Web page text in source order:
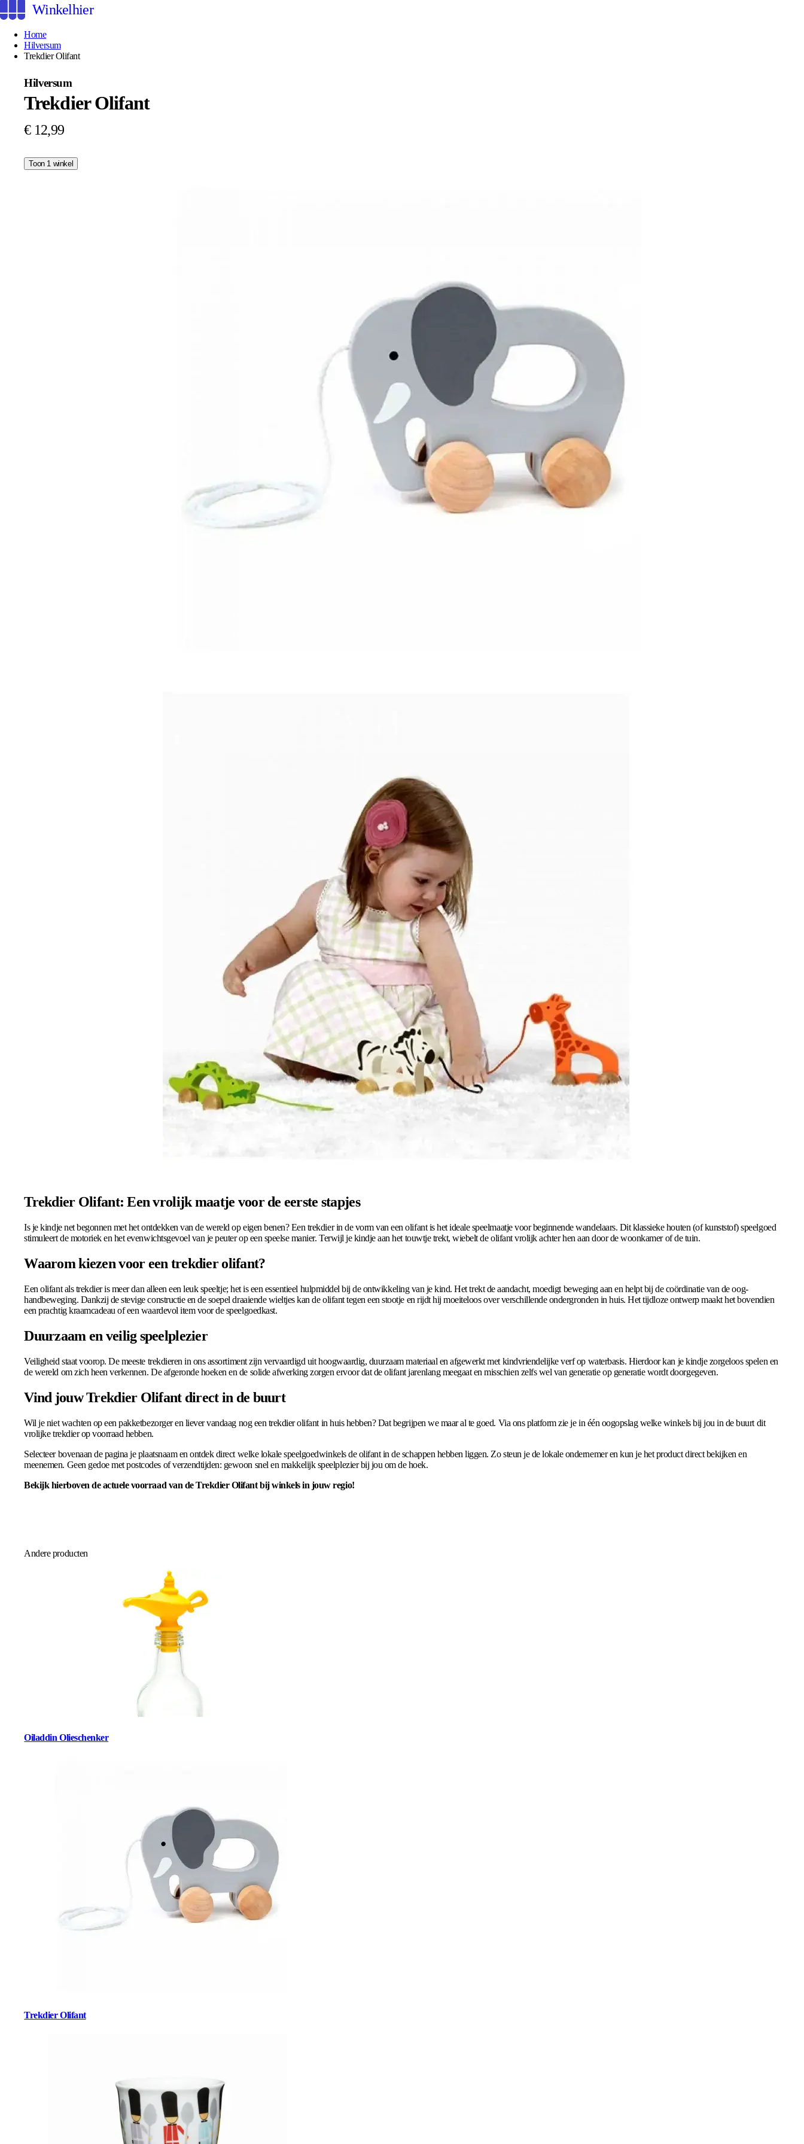
Winkelhier
Home
Hilversum
Trekdier Olifant
Hilversum
Trekdier Olifant
€ 12,99
Toon 1 winkel
Trekdier Olifant: Een vrolijk maatje voor de eerste stapjes
Is je kindje net begonnen met het ontdekken van de wereld op eigen benen? Een trekdier in de vorm van een olifant is het ideale speelmaatje voor beginnende wandelaars. Dit klassieke houten (of kunststof) speelgoed
stimuleert de motoriek en het evenwichtsgevoel van je peuter op een speelse manier. Terwijl je kindje aan het touwtje trekt, wiebelt de olifant vrolijk achter hen aan door de woonkamer of de tuin.
Waarom kiezen voor een trekdier olifant?
Een olifant als trekdier is meer dan alleen een leuk speeltje; het is een essentieel hulpmiddel bij de ontwikkeling van je kind. Het trekt de aandacht, moedigt beweging aan en helpt bij de coördinatie van de oog-
handbeweging. Dankzij de stevige constructie en de soepel draaiende wieltjes kan de olifant tegen een stootje en rijdt hij moeiteloos over verschillende ondergronden in huis. Het tijdloze ontwerp maakt het bovendien
een prachtig kraamcadeau of een waardevol item voor de speelgoedkast.
Duurzaam en veilig speelplezier
Veiligheid staat voorop. De meeste trekdieren in ons assortiment zijn vervaardigd uit hoogwaardig, duurzaam materiaal en afgewerkt met kindvriendelijke verf op waterbasis. Hierdoor kan je kindje zorgeloos spelen en
de wereld om zich heen verkennen. De afgeronde hoeken en de solide afwerking zorgen ervoor dat de olifant jarenlang meegaat en misschien zelfs wel van generatie op generatie wordt doorgegeven.
Vind jouw Trekdier Olifant direct in de buurt
Wil je niet wachten op een pakketbezorger en liever vandaag nog een trekdier olifant in huis hebben? Dat begrijpen we maar al te goed. Via ons platform zie je in één oogopslag welke winkels bij jou in de buurt dit
vrolijke trekdier op voorraad hebben.
Selecteer bovenaan de pagina je plaatsnaam en ontdek direct welke lokale speelgoedwinkels de olifant in de schappen hebben liggen. Zo steun je de lokale ondernemer en kun je het product direct bekijken en
meenemen. Geen gedoe met postcodes of verzendtijden: gewoon snel en makkelijk speelplezier bij jou om de hoek.
Bekijk hierboven de actuele voorraad van de Trekdier Olifant bij winkels in jouw regio!
Andere producten
Oiladdin Olieschenker
Trekdier Olifant